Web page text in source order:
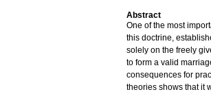
Abstract
One of the most
this doctrine,
solely on the freely
to form a valid
consequences for
theories shows that it